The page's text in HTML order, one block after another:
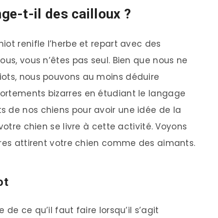
t-il des cailloux ?
renifle l’herbe et repart avec des
vous n’êtes pas seul. Bien que nous ne
nous pouvons au moins déduire
bizarres en étudiant le langage
de nos chiens pour avoir une idée de la
chien se livre à cette activité. Voyons
attirent votre chien comme des aimants.
de ce qu’il faut faire lorsqu’il s’agit